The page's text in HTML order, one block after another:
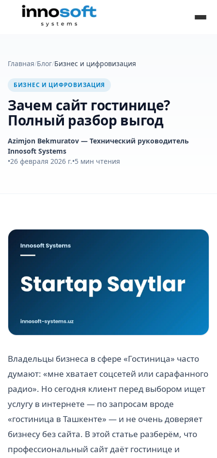
Главная/Блог/Бизнес и цифровизация
БИЗНЕС И ЦИФРОВИЗАЦИЯ
Зачем сайт гостинице?
Полный разбор выгод
Azimjon Bekmuratov — Технический руководитель
Innosoft Systems
•26 февраля 2026 г.•5 мин чтения
Владельцы бизнеса в сфере «Гостиница» часто
думают: «мне хватает соцсетей или сарафанного
радио». Но сегодня клиент перед выбором ищет
услугу в интернете — по запросам вроде
«гостиница в Ташкенте» — и не очень доверяет
бизнесу без сайта. В этой статье разберём, что
профессиональный сайт даёт гостинице и